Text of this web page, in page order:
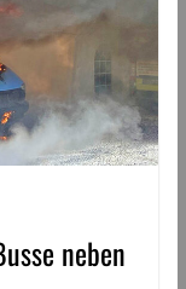
neben